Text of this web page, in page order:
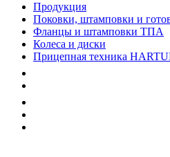
Продукция
Поковки, штамповки и
Фланцы и штамповки ТПА
Колеса и диски
Прицепная техника